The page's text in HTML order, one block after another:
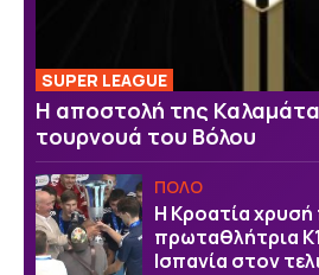
SUPER LEAGUE
Η αποστολή της
τουρνουά του Βόλου
ΠΟΛΟ
Η Κροατία
πρωταθλήτρια
Ισπανία στον